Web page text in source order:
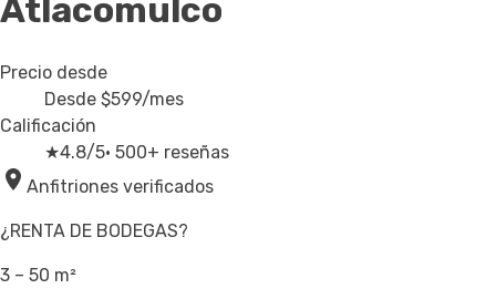
Atlacomulco
Precio desde
Desde $599/mes
Calificación
★4.8/5· 500+ reseñas
Anfitriones verificados
¿RENTA DE BODEGAS?
3 – 50 m²